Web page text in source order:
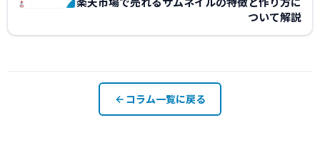
ついて解説
コラム一覧に戻る